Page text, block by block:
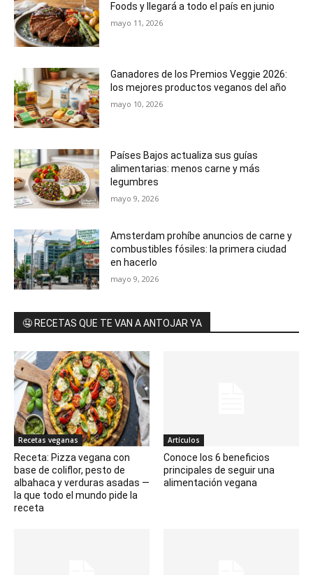
Foods y llegará a todo el país en junio
mayo 11, 2026
Ganadores de los Premios Veggie 2026:
los mejores productos veganos del año
mayo 10, 2026
Países Bajos actualiza sus guías
alimentarias: menos carne y más
legumbres
mayo 9, 2026
Amsterdam prohíbe anuncios de carne y
combustibles fósiles: la primera ciudad
en hacerlo
mayo 9, 2026
🤤 RECETAS QUE TE VAN A ANTOJAR YA
Recetas veganas
Receta: Pizza vegana con
base de coliflor, pesto de
albahaca y verduras asadas —
la que todo el mundo pide la
receta
Artículos
Conoce los 6 beneficios
principales de seguir una
alimentación vegana